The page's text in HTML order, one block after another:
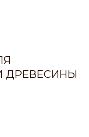
ДРЕВЕСИНЫ